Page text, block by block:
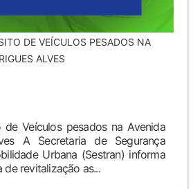
DE VEÍCULOS PESADOS NA
ALVES
de Veículos pesados na Avenida
A Secretaria de Segurança
Urbana (Sestran) informa
revitalização as...